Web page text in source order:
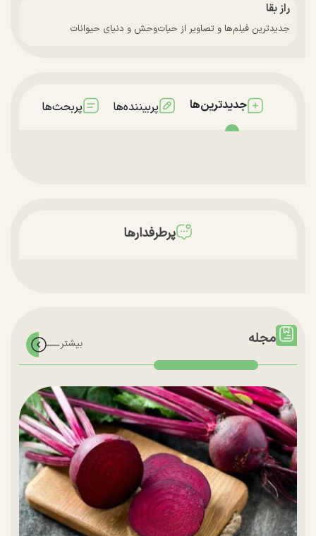
راز بقا
جدیدترین فیلم‌ها و تصاویر از حیات‌وحش و دنیای حیوانات
جدیدترین‌ها پربیننده‌ها پربحث‌ها
پرطرفدارها
مجله